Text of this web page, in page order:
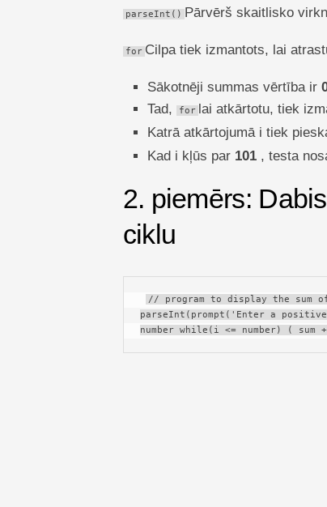
parseInt() Pārvērš skaitlisko
for Cilpa tiek izmantots, lai
Sākotnēji summas vērtība ir
Tad,
for lai atkārtotu, tiek
Katrā atkārtojumā i tiek
Kad i kļūs par 101, testa
2. piemērs:
ciklu
// program to display the sum
parseInt(prompt('Enter a
number while(i <= number) (